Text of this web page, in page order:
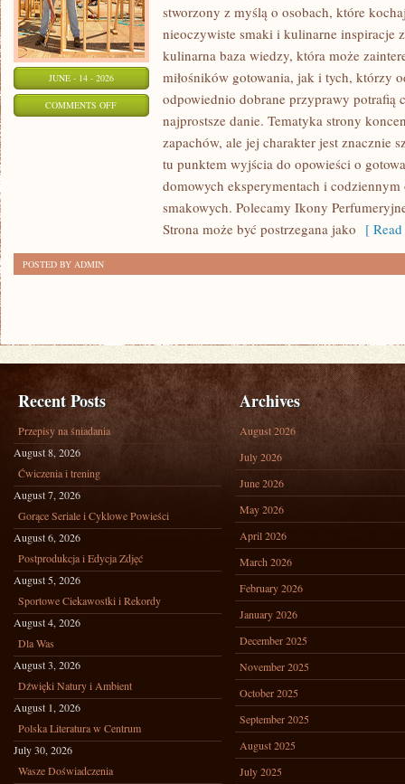
JUNE - 14 - 2026
COMMENTS OFFON
stworzony z myślą o osobach, które
nieoczywiste smaki i kulinarne inspiracje
kulinarna baza wiedzy, która może
miłośników gotowania, jak i tych, którzy
odpowiednio dobrane przyprawy potrafią
najprostsze danie. Tematyka strony
zapachów, ale jej charakter jest znacznie
tu punktem wyjścia do opowieści o
domowych eksperymentach i
smakowych. Polecamy Ikony
Strona może być postrzegana jako [
POSTED BY ADMIN
Recent Posts
Przepisy na śniadania
August 8, 2026
Ćwiczenia i trening
August 7, 2026
Gorące Seriale i Cyklowe Powieści
August 6, 2026
Postprodukcja i Edycja Zdjęć
August 5, 2026
Sportowe Ciekawostki i Rekordy
August 4, 2026
Dla Was
August 3, 2026
Dźwięki Natury i Ambient
August 1, 2026
Polska Literatura w Centrum
July 30, 2026
Wasze Doświadczenia
Archives
August 2026
July 2026
June 2026
May 2026
April 2026
March 2026
February 2026
January 2026
December 2025
November 2025
October 2025
September 2025
August 2025
July 2025